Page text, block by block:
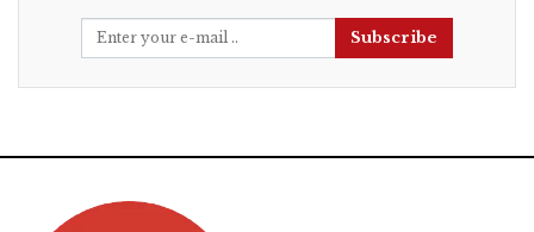
Subscribe